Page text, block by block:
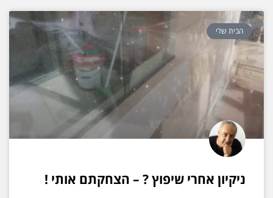
הבית שלי
ניקיון אחרי שיפוץ ? – הצחקתם אותי !